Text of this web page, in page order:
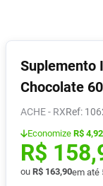
Suplemento
Chocolate
ACHE - RX :
Economize R$ 4,92
R$ 158,
ou R$ 163,90em até